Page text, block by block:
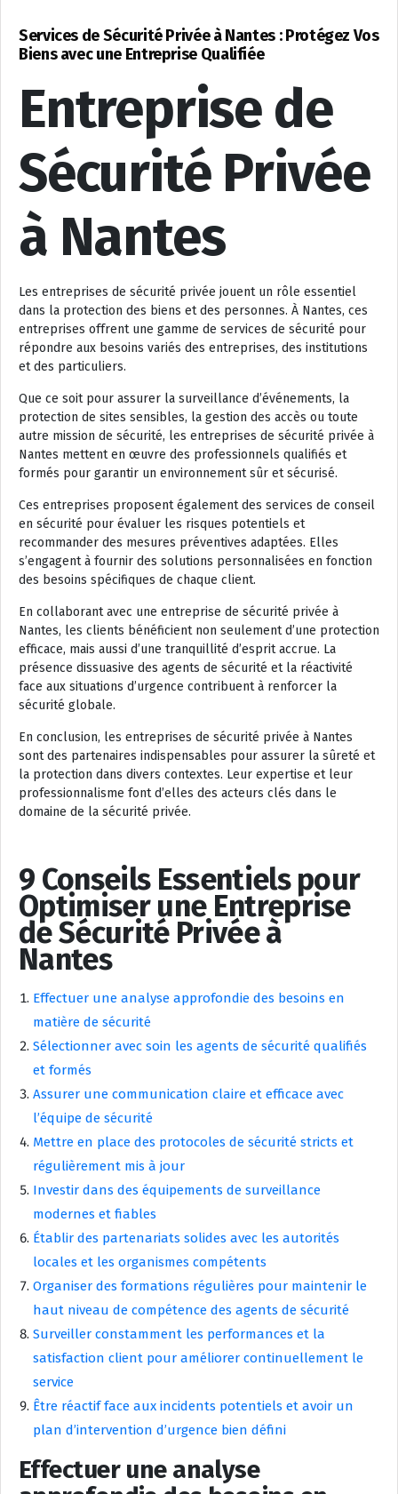
Services de Sécurité Privée à Nantes : Protégez Vos
Biens avec une Entreprise Qualifiée
Entreprise de
Sécurité Privée
à Nantes
Les entreprises de sécurité privée jouent un rôle essentiel
dans la protection des biens et des personnes. À Nantes, ces
entreprises offrent une gamme de services de sécurité pour
répondre aux besoins variés des entreprises, des institutions
et des particuliers.
Que ce soit pour assurer la surveillance d’événements, la
protection de sites sensibles, la gestion des accès ou toute
autre mission de sécurité, les entreprises de sécurité privée à
Nantes mettent en œuvre des professionnels qualifiés et
formés pour garantir un environnement sûr et sécurisé.
Ces entreprises proposent également des services de conseil
en sécurité pour évaluer les risques potentiels et
recommander des mesures préventives adaptées. Elles
s’engagent à fournir des solutions personnalisées en fonction
des besoins spécifiques de chaque client.
En collaborant avec une entreprise de sécurité privée à
Nantes, les clients bénéficient non seulement d’une protection
efficace, mais aussi d’une tranquillité d’esprit accrue. La
présence dissuasive des agents de sécurité et la réactivité
face aux situations d’urgence contribuent à renforcer la
sécurité globale.
En conclusion, les entreprises de sécurité privée à Nantes
sont des partenaires indispensables pour assurer la sûreté et
la protection dans divers contextes. Leur expertise et leur
professionnalisme font d’elles des acteurs clés dans le
domaine de la sécurité privée.
9 Conseils Essentiels pour
Optimiser une Entreprise
de Sécurité Privée à
Nantes
Effectuer une analyse approfondie des besoins en
matière de sécurité
Sélectionner avec soin les agents de sécurité qualifiés
et formés
Assurer une communication claire et efficace avec
l’équipe de sécurité
Mettre en place des protocoles de sécurité stricts et
régulièrement mis à jour
Investir dans des équipements de surveillance
modernes et fiables
Établir des partenariats solides avec les autorités
locales et les organismes compétents
Organiser des formations régulières pour maintenir le
haut niveau de compétence des agents de sécurité
Surveiller constamment les performances et la
satisfaction client pour améliorer continuellement le
service
Être réactif face aux incidents potentiels et avoir un
plan d’intervention d’urgence bien défini
Effectuer une analyse